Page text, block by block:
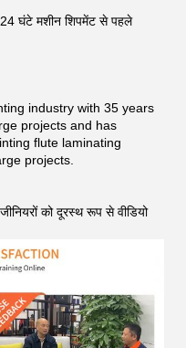
घंटे मशीन शिपमेंट से पहले
industry with 35 years
projects and has
flute laminating
projects.
को दूरस्थ रूप से वीडियो